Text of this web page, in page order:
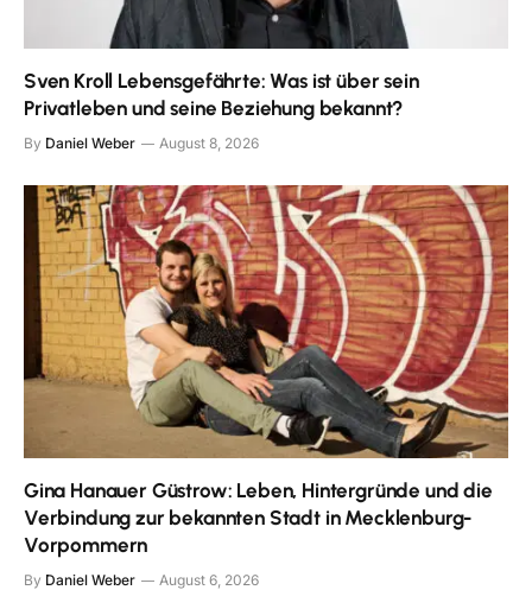
Sven Kroll Lebensgefährte: Was ist über sein
Privatleben und seine Beziehung bekannt?
By Daniel Weber August 8, 2026
Gina Hanauer Güstrow: Leben, Hintergründe und die
Verbindung zur bekannten Stadt in Mecklenburg-
Vorpommern
By Daniel Weber August 6, 2026